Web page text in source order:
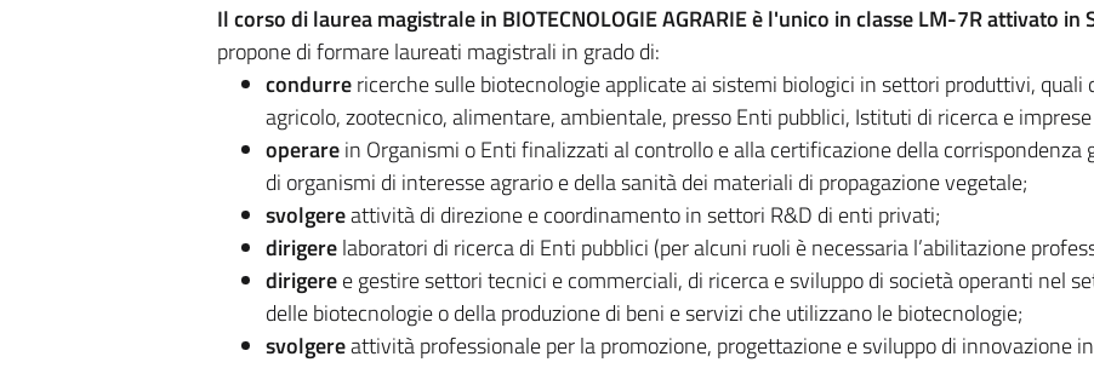
Il corso di laurea magistrale in BIOTECNOLOGIE AGRARIE è l'unico in classe LM-7R attivato in
propone di formare laureati magistrali in grado di:
condurrericerche sulle biotecnologie applicate ai sistemi biologici in settori produttivi, quali
agricolo, zootecnico, alimentare, ambientale, presso Enti pubblici, Istituti di ricerca e
operarein Organismi o Enti finalizzati al controllo e alla certificazione della corrispondenza
di organismi di interesse agrario e della sanità dei materiali di propagazione vegetale;
svolgereattività di direzione e coordinamento in settori R&D di enti privati;
dirigerelaboratori di ricerca di Enti pubblici (per alcuni ruoli è necessaria l’abilitazione
dirigeree gestire settori tecnici e commerciali, di ricerca e sviluppo di società operanti nel
delle biotecnologie o della produzione di beni e servizi che utilizzano le biotecnologie;
svolgereattività professionale per la promozione, progettazione e sviluppo di innovazione